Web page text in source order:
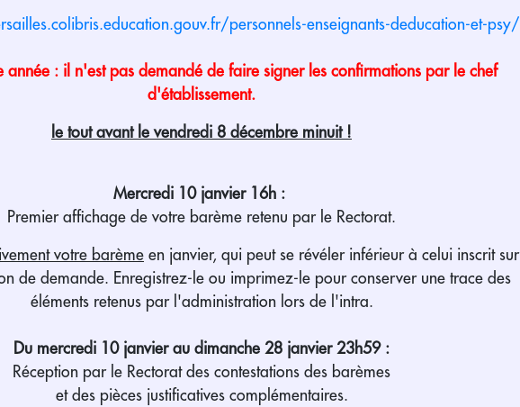
personnels-enseignants-deducation-et-psy/
année : il n'est pas demandé de faire signer les confirmations par le chef
d'établissement.
le tout avant le vendredi 8 décembre minuit !
Mercredi 10 janvier 16h :
Premier affichage de votre barème retenu par le Rectorat.
votre barème en janvier, qui peut se révéler inférieur à celui inscrit sur
de demande. Enregistrez-le ou imprimez-le pour conserver une trace des
éléments retenus par l'administration lors de l'intra.
Du mercredi 10 janvier au dimanche 28 janvier 23h59 :
Réception par le Rectorat des contestations des barèmes
et des pièces justificatives complémentaires.